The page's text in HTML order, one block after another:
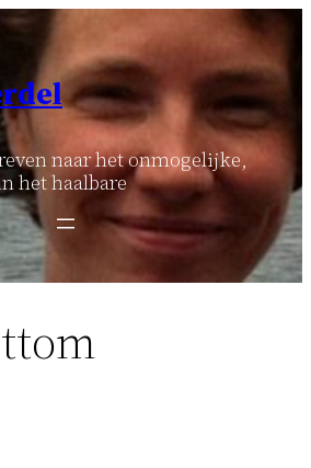
naar het onmogelijke,
het haalbare